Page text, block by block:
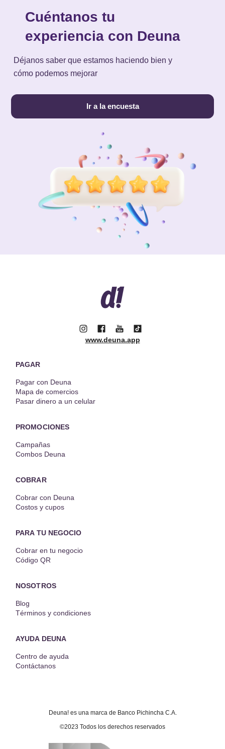
Cuéntanos tu
experiencia con Deuna
Déjanos saber que estamos haciendo bien y
cómo podemos mejorar
Ir a la encuesta
www.deuna.app
PAGAR
Pagar con Deuna
Mapa de comercios
Pasar dinero a un celular
PROMOCIONES
Campañas
Combos Deuna
COBRAR
Cobrar con Deuna
Costos y cupos
PARA TU NEGOCIO
Cobrar en tu negocio
Código QR
NOSOTROS
Blog
Términos y condiciones
AYUDA DEUNA
Centro de ayuda
Contáctanos
Deuna! es una marca de Banco Pichincha C.A.
©2023 Todos los derechos reservados